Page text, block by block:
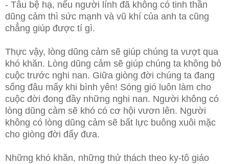
- Tâu bệ hạ, nếu người lính đã không có tinh thần
dũng cảm thì sức mạnh và vũ khí của anh ta cũng
chẳng giúp được tí gì.
Thực vậy, lòng dũng cảm sẽ giúp chúng ta vượt qua
khó khăn. Lòng dũng cảm sẽ giúp chúng ta không bỏ
cuộc trước nghi nan. Giữa giòng đời chúng ta đang
sống đâu mấy khi bình yên! Sóng gió luôn làm cho
cuộc đời đong đầy những nghi nan. Người không có
lòng dũng cảm sẽ khó có cơ hội vươn lên. Người
không có lòng dũng cảm sẽ bất lực buông xuôi mặc
cho giòng đời đẩy đưa.
Những khó khăn, những thử thách theo ky-tô giáo